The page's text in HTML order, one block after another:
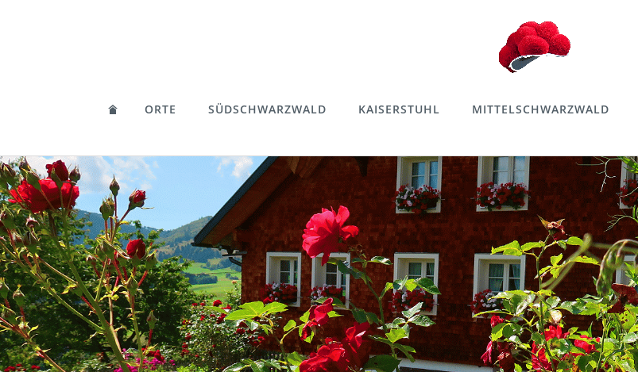
ORTE SÜDSCHWARZWALD KAISERSTUHL MITTELSCHWARZWALD